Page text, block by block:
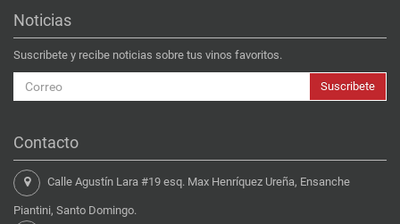
Noticias
Suscribete y recibe noticias sobre tus vinos favoritos.
Suscribete
Contacto
Calle Agustín Lara #19 esq. Max Henríquez Ureña, Ensanche
Piantini, Santo Domingo.